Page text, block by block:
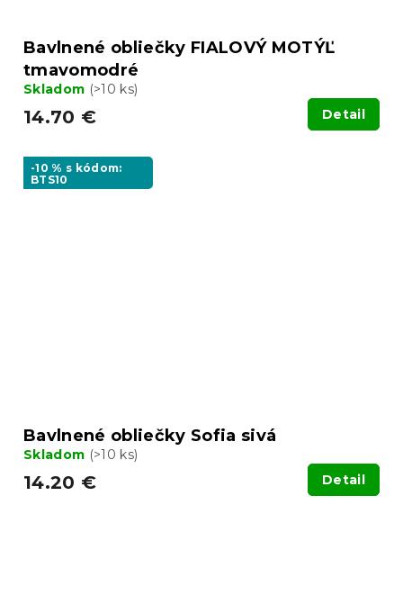
Bavlnené obliečky FIALOVÝ MOTÝĽ
tmavomodré
Skladom (>10 ks)
14.70 € Detail
-10 % s kódom:
BTS10
Bavlnené obliečky Sofia sivá
Skladom (>10 ks)
14.20 € Detail